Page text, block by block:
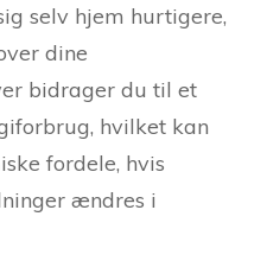
selv hjem hurtigere,
dine
bidrager du til et
hvilket kan
fordele, hvis
ændres i